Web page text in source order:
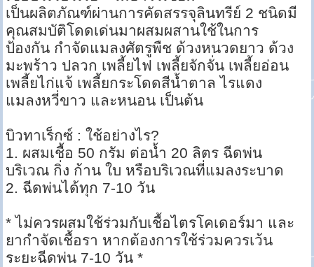
เป็นผลิตภัณฑ์ผ่านการคัดสรรจุลินทรีย์ 2 ชนิดมี
คุณสมบัติโดดเด่นมาผสมผสานใช้ในการ
ป้องกัน กำจัดแมลงศัตรูพืช ด้วงหนวดยาว ด้วง
มะพร้าว ปลวก เพลี้ยไฟ เพลี้ยจักจั่น เพลี้ยอ่อน
เพลี้ยไก่แจ้ เพลี้ยกระโดดสีน้ำตาล ไรแดง
แมลงหวี่ขาว และหนอน เป็นต้น
บิวทาเร็กซ์ : ใช้อย่างไร?
1. ผสมเชื้อ 50 กรัม ต่อน้ำ 20 ลิตร ฉีดพ่น
บริเวณ กิ่ง ก้าน ใบ หรือบริเวณที่แมลงระบาด
2. ฉีดพ่นได้ทุก 7-10 วัน
* ไม่ควรผสมใช้ร่วมกับเชื้อไตรโคเดอร์มา และ
ยากำจัดเชื้อรา หากต้องการใช้ร่วมควรเว้น
ระยะฉีดพ่น 7-10 วัน *